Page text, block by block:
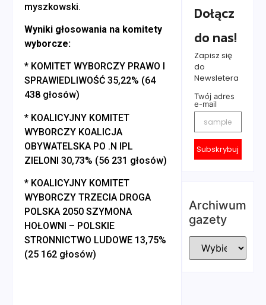
myszkowski.
Wyniki głosowania na komitety
wyborcze:
* KOMITET WYBORCZY PRAWO I
SPRAWIEDLIWOŚĆ 35,22% (64
438 głosów)
* KOALICYJNY KOMITET
WYBORCZY KOALICJA
OBYWATELSKA PO .N IPL
ZIELONI 30,73% (56 231 głosów)
* KOALICYJNY KOMITET
WYBORCZY TRZECIA DROGA
POLSKA 2050 SZYMONA
HOŁOWNI – POLSKIE
STRONNICTWO LUDOWE 13,75%
(25 162 głosów)
Dołącz
do nas!
Zapisz się
do
Newsletera
Twój adres
e-mail
Subskrybuj
Archiwum
gazety